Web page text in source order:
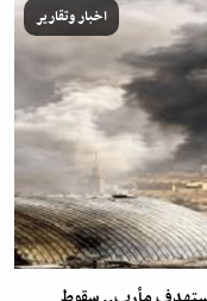
اخبار وتقارير